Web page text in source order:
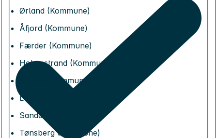
Ørland (Kommune)
Åfjord (Kommune)
Færder (Kommune)
Holmestrand (Kommune)
Horten (Kommune)
Larvik (Kommune)
Sandefjord (Kommune)
Tønsberg (Kommune)